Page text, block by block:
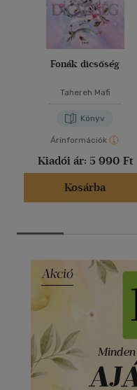
Fonák dicsőség
Tahereh Mafi
Könyv
Árinformációk
Kiadói ár: 5 990 Ft
Kosárba